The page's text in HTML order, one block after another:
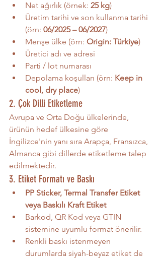
Net ağırlık (örnek: 25 kg)
Üretim tarihi ve son kullanma tarihi
(örn: 06/2025 – 06/2027)
Menşe ülke (örn: Origin: Türkiye)
Üretici adı ve adresi
Parti / lot numarası
Depolama koşulları (örn: Keep in
cool, dry place)
2. Çok Dilli Etiketleme
Avrupa ve Orta Doğu ülkelerinde,
ürünün hedef ülkesine göre
İngilizce'nin yanı sıra Arapça, Fransızca,
Almanca gibi dillerde etiketleme talep
edilmektedir.
3. Etiket Formatı ve Baskı
PP Sticker, Termal Transfer Etiket
veya Baskılı Kraft Etiket
Barkod, QR Kod veya GTIN
sistemine uyumlu format önerilir.
Renkli baskı istenmeyen
durumlarda siyah-beyaz etiket de